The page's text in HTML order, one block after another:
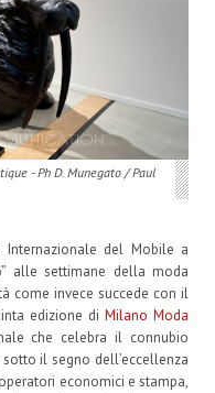
- Ph D. Munegato / Paul
del Mobile a
alle settimane della moda
come invece succede con il
edizione di Milano Moda
che celebra il connubio
il segno dell’eccellenza
economici e stampa,